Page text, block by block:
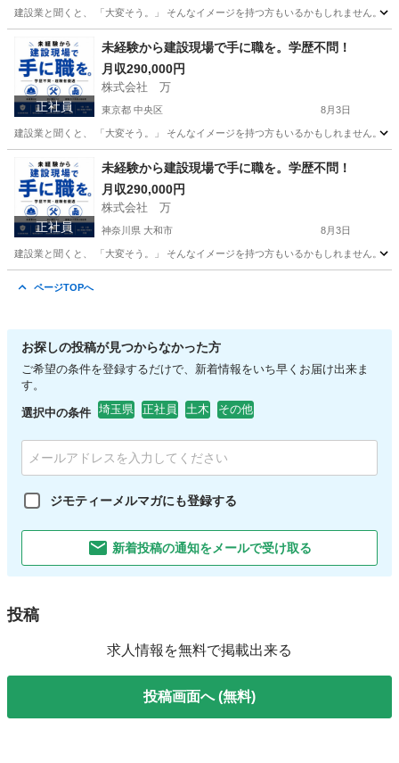
建設業と聞くと、 「大変そう。」 そんなイメージを持つ方もいるかもしれません。
東京 品川区 その他 未経験
正社員
未経験から建設現場で手に職を。学歴不問！
月収290,000円
株式会社 万
東京都 中央区 8月3日
建設業と聞くと、 「大変そう。」 そんなイメージを持つ方もいるかもしれません。
東京 中央区 その他 未経験
正社員
未経験から建設現場で手に職を。学歴不問！
月収290,000円
株式会社 万
神奈川県 大和市 8月3日
建設業と聞くと、 「大変そう。」 そんなイメージを持つ方もいるかもしれません。
ページTOPへ
お探しの投稿が見つからなかった方
ご希望の条件を登録するだけで、新着情報をいち早くお届け出来ま
す。
選択中の条件 埼玉県 正社員 土木 その他
ジモティーメルマガにも登録する
新着投稿の通知をメールで受け取る
投稿
求人情報を無料で掲載出来る
投稿画面へ (無料)